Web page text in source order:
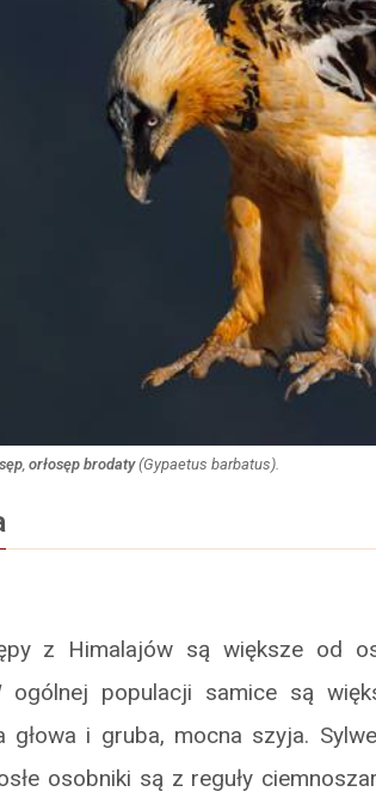
orłosęp brodaty(Gypaetus barbatus).
z Himalajów są większe od
ogólnej populacji samice są
i gruba, mocna szyja.
osobniki są z reguły